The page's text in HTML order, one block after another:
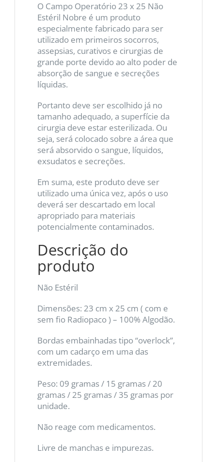
O Campo Operatório 23 x 25 Não
Estéril Nobre é um produto
especialmente fabricado para ser
utilizado em primeiros socorros,
assepsias, curativos e cirurgias de
grande porte devido ao alto poder de
absorção de sangue e secreções
líquidas.
Portanto deve ser escolhido já no
tamanho adequado, a superfície da
cirurgia deve estar esterilizada. Ou
seja, será colocado sobre a área que
será absorvido o sangue, líquidos,
exsudatos e secreções.
Em suma, este produto deve ser
utilizado uma única vez, após o uso
deverá ser descartado em local
apropriado para materiais
potencialmente contaminados.
Descrição do
produto
Não Estéril
Dimensões: 23 cm x 25 cm ( com e
sem fio Radiopaco ) – 100% Algodão.
Bordas embainhadas tipo “overlock”,
com um cadarço em uma das
extremidades.
Peso: 09 gramas / 15 gramas / 20
gramas / 25 gramas / 35 gramas por
unidade.
Não reage com medicamentos.
Livre de manchas e impurezas.